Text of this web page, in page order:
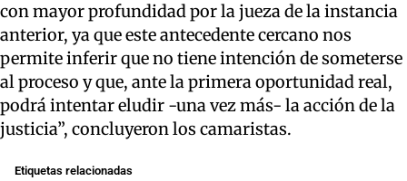
con mayor profundidad por la jueza de la instancia
anterior, ya que este antecedente cercano nos
permite inferir que no tiene intención de someterse
al proceso y que, ante la primera oportunidad real,
podrá intentar eludir -una vez más- la acción de la
justicia”, concluyeron los camaristas.
Etiquetas relacionadas